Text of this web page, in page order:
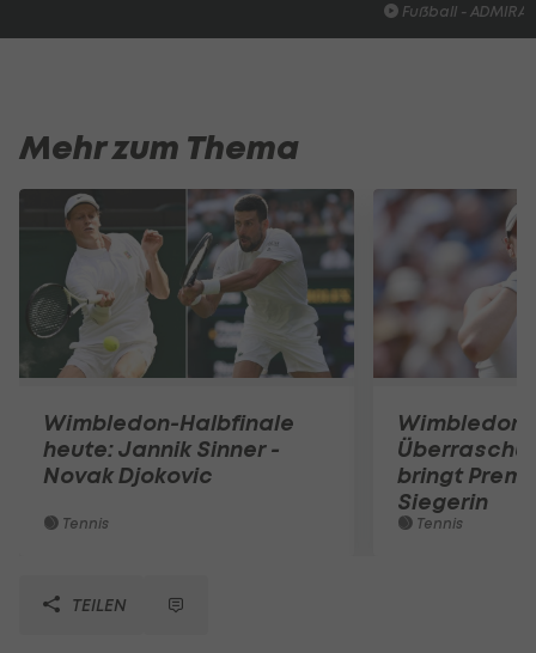
Fußball -
Mehr zum Thema
Wimbledon-Halbfinale
heute: Jannik Sinner -
Novak Djokovic
Tennis
Wimbledon:
bringt
Siegerin
Tennis
TEILEN